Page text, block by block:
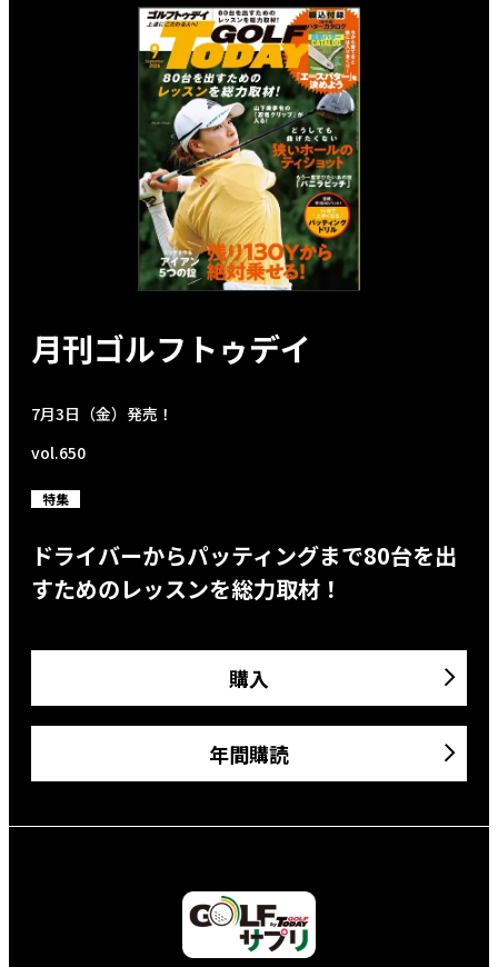
月刊ゴルフトゥデイ
7月3日（金）発売！
vol.650
特集
ドライバーからパッティングまで80台を出
すためのレッスンを総力取材！
購入
年間購読